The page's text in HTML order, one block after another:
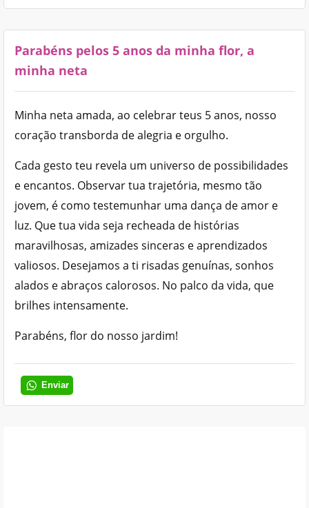
Parabéns pelos 5 anos da minha flor, a
minha neta
Minha neta amada, ao celebrar teus 5 anos, nosso
coração transborda de alegria e orgulho.
Cada gesto teu revela um universo de possibilidades
e encantos. Observar tua trajetória, mesmo tão
jovem, é como testemunhar uma dança de amor e
luz. Que tua vida seja recheada de histórias
maravilhosas, amizades sinceras e aprendizados
valiosos. Desejamos a ti risadas genuínas, sonhos
alados e abraços calorosos. No palco da vida, que
brilhes intensamente.
Parabéns, flor do nosso jardim!
Enviar